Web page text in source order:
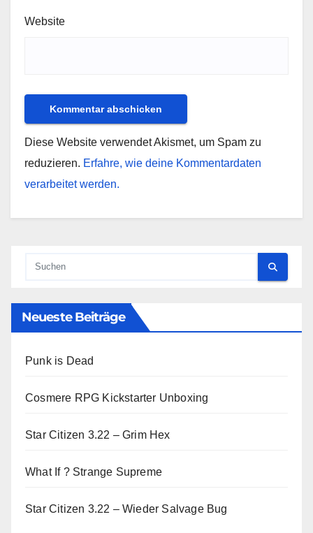
Website
Diese Website verwendet Akismet, um Spam zu
reduzieren. Erfahre, wie deine Kommentardaten
verarbeitet werden.
Neueste Beiträge
Punk is Dead
Cosmere RPG Kickstarter Unboxing
Star Citizen 3.22 – Grim Hex
What If ? Strange Supreme
Star Citizen 3.22 – Wieder Salvage Bug